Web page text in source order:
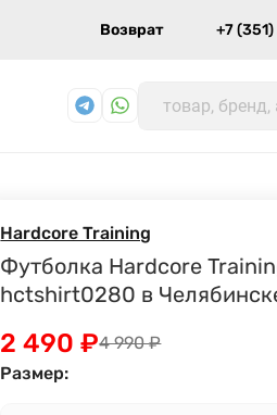
Возврат +7
Hardcore Training
Футболка Hardcore
hctshirt0280 в
4 990₽
2 490₽
Размер: